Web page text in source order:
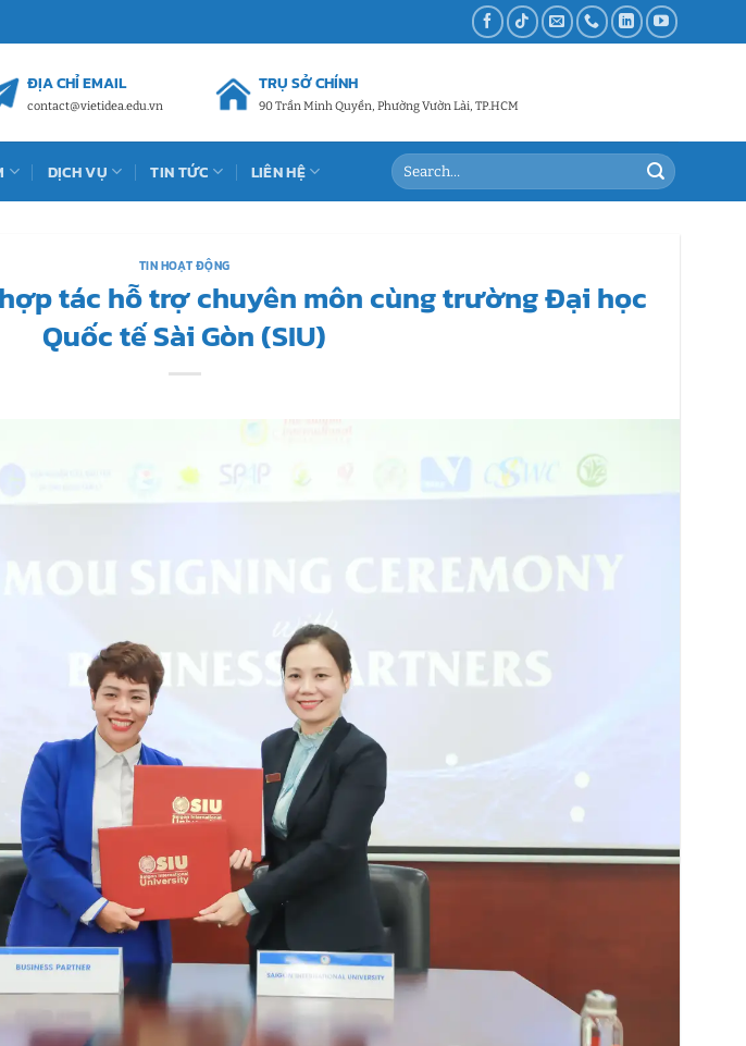
ĐỊA CHỈ EMAIL
contact@vietidea.edu.vn
TRỤ SỞ CHÍNH
90 Trần Minh Quyền, Phường Vườn Lài, TP.HCM
DỊCH VỤ TIN TỨC LIÊN HỆ
TIN HOẠT ĐỘNG
tác hỗ trợ chuyên môn cùng trường Đại học
Quốc tế Sài Gòn (SIU)